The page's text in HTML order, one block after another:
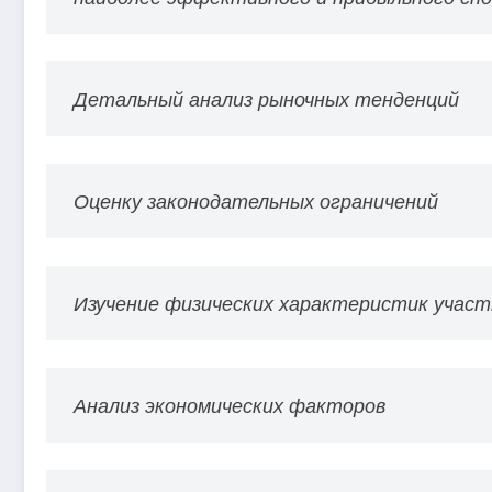
Детальный анализ рыночных тенденций
Оценку законодательных ограничений
Изучение физических характеристик
Анализ экономических факторов